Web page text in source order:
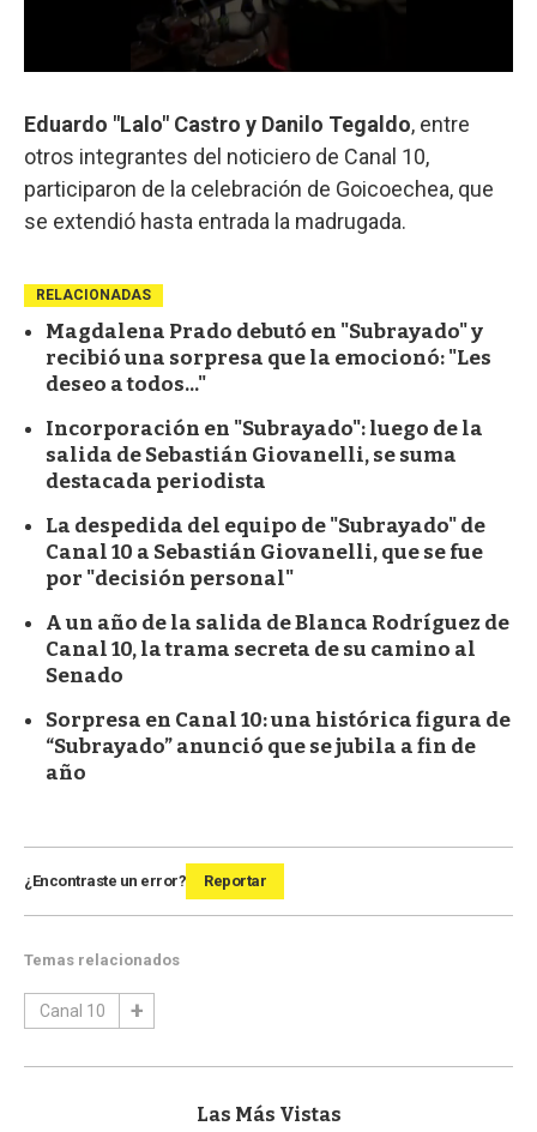
Eduardo "Lalo" Castro y Danilo Tegaldo, entre
otros integrantes del noticiero de Canal 10,
participaron de la celebración de Goicoechea, que
se extendió hasta entrada la madrugada.
RELACIONADAS
Magdalena Prado debutó en "Subrayado" y
recibió una sorpresa que la emocionó: "Les
deseo a todos..."
Incorporación en "Subrayado": luego de la
salida de Sebastián Giovanelli, se suma
destacada periodista
La despedida del equipo de "Subrayado" de
Canal 10 a Sebastián Giovanelli, que se fue
por "decisión personal"
A un año de la salida de Blanca Rodríguez de
Canal 10, la trama secreta de su camino al
Senado
Sorpresa en Canal 10: una histórica figura de
“Subrayado” anunció que se jubila a fin de
año
¿Encontraste un error? Reportar
Temas relacionados
Canal 10
Las Más Vistas